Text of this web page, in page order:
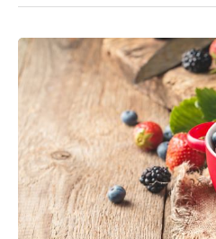
szilva,
és